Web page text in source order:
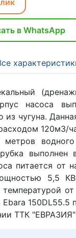
в WhatsApp
насоса
из чугуна.
120м3/
метров
выполнен
питается от
5,5
150DL55.5
ТТК "ЕВРАЗИЯ"